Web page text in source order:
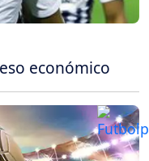
económico